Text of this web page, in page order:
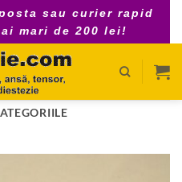
sau curier rapid
mari de 200 lei!